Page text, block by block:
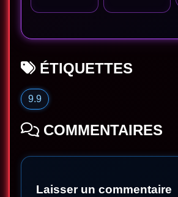
ÉTIQUETTES
9.9
COMMENTAIRES
Laisser un commentaire